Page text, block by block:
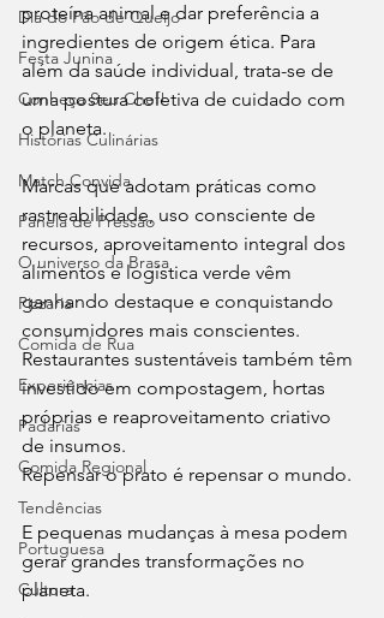
Dia do Pão de Queijo
Festa Junina
Conheça Seu Chef!
Histórias Culinárias
Match Convida
Panela de Pressão
O universo da Brasa
Pizzaria
Comida de Rua
Experiências
Padarias
Comida Regional
Tendências
Portuguesa
Cultura
proteína animal e dar preferência a
ingredientes de origem ética. Para
além da saúde individual, trata-se de
uma postura coletiva de cuidado com
o planeta.
Marcas que adotam práticas como
rastreabilidade, uso consciente de
recursos, aproveitamento integral dos
alimentos e logística verde vêm
ganhando destaque e conquistando
consumidores mais conscientes.
Restaurantes sustentáveis também têm
investido em compostagem, hortas
próprias e reaproveitamento criativo
de insumos.
Repensar o prato é repensar o mundo.
E pequenas mudanças à mesa podem
gerar grandes transformações no
planeta.